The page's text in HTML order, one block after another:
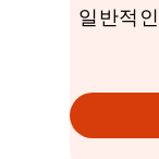
일반적